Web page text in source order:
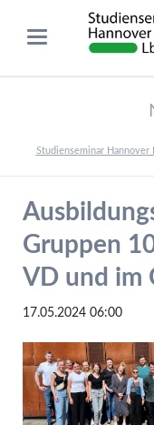
Studienseminar Hannover
Gruppen
VD und im
17.05.2024 06:00